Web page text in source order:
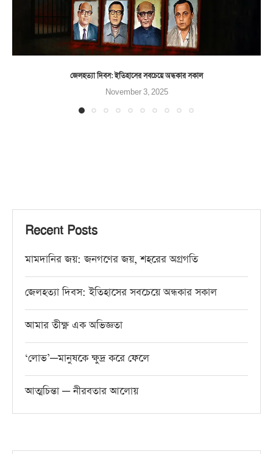
জেলহত্যা দিবস: ইতিহাসের সবচেয়ে অন্ধকার সকাল
November 3, 2025
Recent Posts
মামদানির জয়: জনগণের জয়, শহরের অগ্রগতি
জেলহত্যা দিবস: ইতিহাসের সবচেয়ে অন্ধকার সকাল
আমার তীক্ষ্ণ এক অভিজ্ঞতা
‘লোভ’—মানুষকে ক্ষুদ্র করে ফেলে
আত্মচিন্তা — নীরবতার আলোয়